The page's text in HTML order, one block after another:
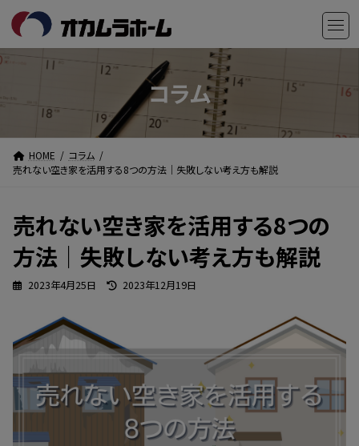
テ
ン
キ
ゲ
ー
に
コラム
HOME
コラム
売れない空き家を活用する8つの方法｜失敗しない考え方も解説
売れない空き家を活用する8つの
方法｜失敗しない考え方も解説
2023年4月25日
最
時
:
2023年12月19日